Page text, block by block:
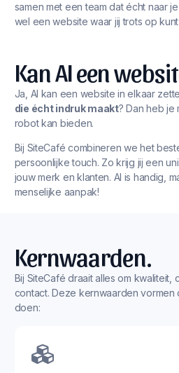
samen met een team dat écht naar
wel een website waar jij trots op kunt
Kan AI een
Ja, AI kan een website in elkaar
die écht indruk maakt? Dan heb je
robot kan bieden.
Bij SiteCafé combineren we het
persoonlijke touch. Zo krijg jij een
jouw merk en klanten. AI is handig,
menselijke aanpak!
Kernwaarden.
Bij SiteCafé draait alles om kwaliteit,
contact. Deze kernwaarden vormen
doen: